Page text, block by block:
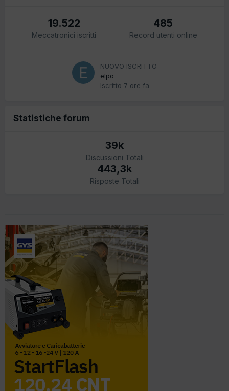
19.522
Meccatronici iscritti
485
Record utenti online
NUOVO ISCRITTO
elpo
Iscritto 7 ore fa
Statistiche forum
39k
Discussioni Totali
443,3k
Risposte Totali